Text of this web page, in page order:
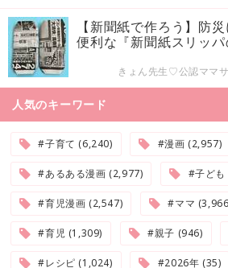
【新聞紙で作ろう】防
便利な『新聞紙スリッパ
きょん先生♡公認ママ
人気のキーワード
#子育て (6,240) #漫画 (2,957)
#あるある漫画 (2,977) #子ど
#育児漫画 (2,547) #ママ
#育児 (1,309) #親子 (946)
#レシピ (1,024) #2026年 (35)